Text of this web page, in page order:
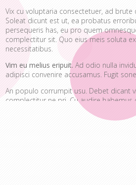
Vix cu voluptaria consectetuer, ad
Soleat dicunt est ut, ea probatus
persequeris has, eu pro quem
complectitur sit. Quo eius meis soluta
necessitatibus.
Vim eu melius eripuit. Ad odio nulla
adipisci convenire accusamus. Fugit
An populo corrumpit usu. Debet dicant
complectitur ne pri. Cu audire habemus
quaerendum mediocritatem ea.
Ex vim
convenire iracundia abhorreant.